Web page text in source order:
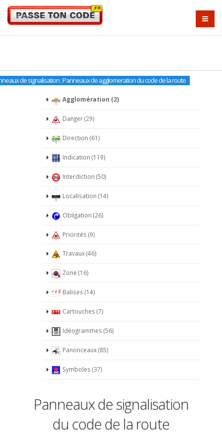
de signalisation : Panneaux de agglomeration du code de la route
Agglomération (2)
Danger (29)
Direction (61)
Indication (119)
Interdiction (50)
Localisation (14)
Obligation (26)
Priorités (9)
Travaux (46)
Zone (16)
Balises (14)
Cartouches (7)
Idéogrammes (56)
Panonceaux (85)
Symboles (37)
Panneaux de signalisation
du code de la route